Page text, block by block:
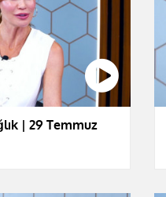
| 29 Temmuz